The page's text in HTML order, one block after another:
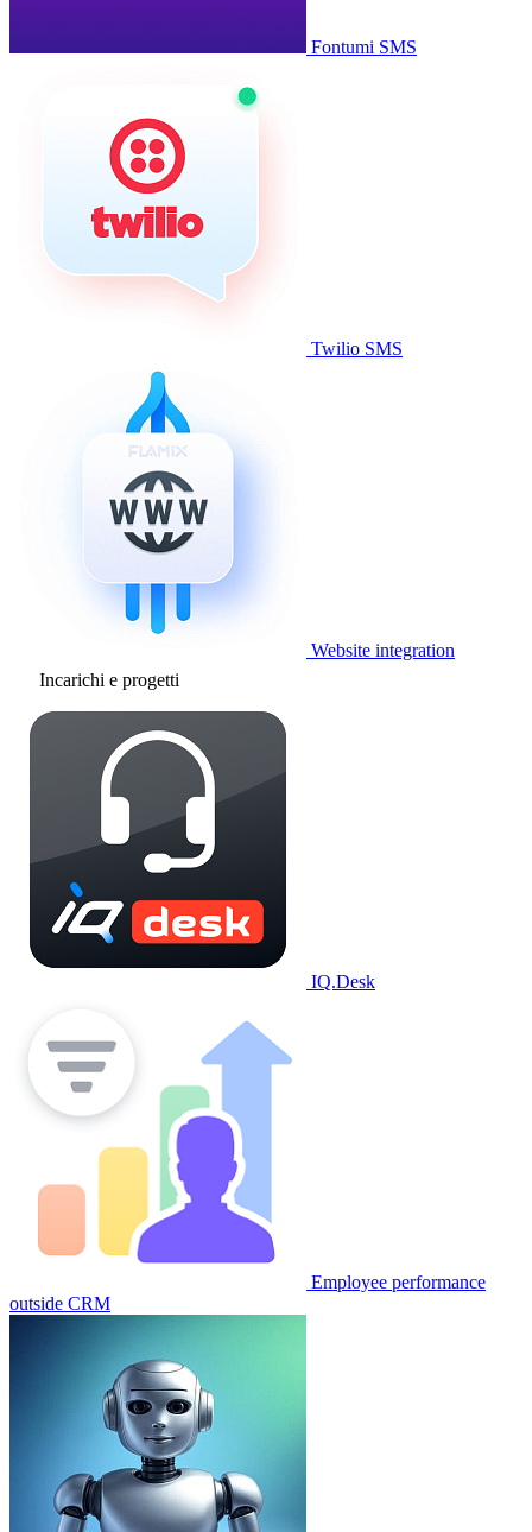
Fontumi SMS
Twilio SMS
Website integration
Incarichi e progetti
IQ.Desk
Employee performance
outside CRM